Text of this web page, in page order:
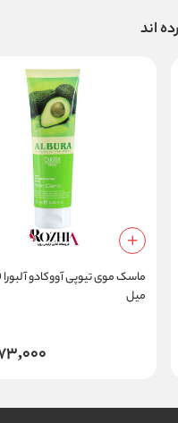
اند
میل